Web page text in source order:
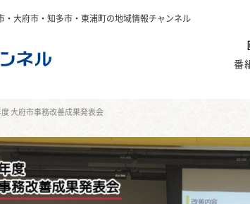
・大府市・知多市・東浦町の地域情報チャンネル
番
大府市事務改善成果発表会